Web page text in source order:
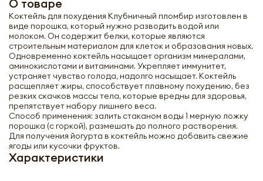
О товаре
Коктейль для похудения Клубничный пломбир изготовлен в
виде порошка, который нужно разводить водой или
молоком. Он содержит белки, которые являются
строительным материалом для клеток и образования новых.
Одновременно коктейль насыщает организм минералами,
аминокислотами и витаминами. Укрепляет иммунитет,
устраняет чувство голода, надолго насыщает. Коктейль
расщепляет жиры, способствует плавному похудению, без
резких скачков массы тела, которые вредны для здоровья,
препятствует набору лишнего веса.
Способ применения: залить стаканом воды 1 мерную ложку
порошка (с горкой), размешать до полного растворения.
Для получения йогурта в коктейль можно добавить свежие
ягоды или кусочки фруктов.
Характеристики